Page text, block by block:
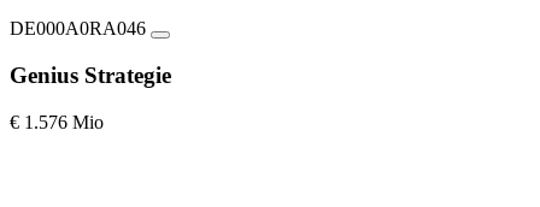
DE000A0RA046
Genius Strategie
€ 1.576 Mio